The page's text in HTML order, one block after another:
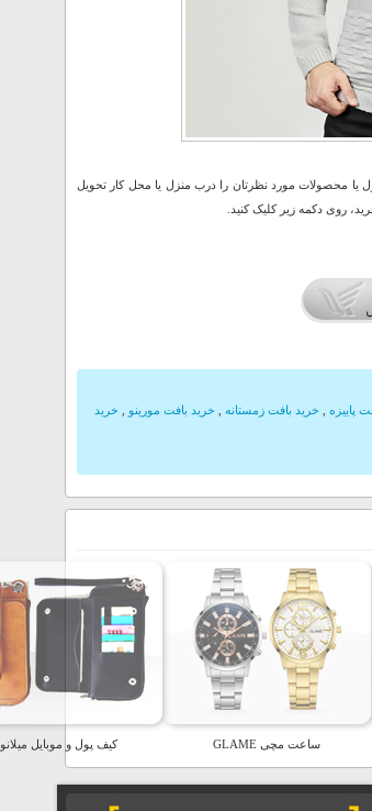
محصولات مورد نظرتان را درب منزل یا محل کار تحویل
روی دکمه زیر کلیک کنید.
پاییزه خرید بافت زمستانه خرید بافت مورینو
خرید
ساعت مچی GLAME کیف پول و موبایل میلانو